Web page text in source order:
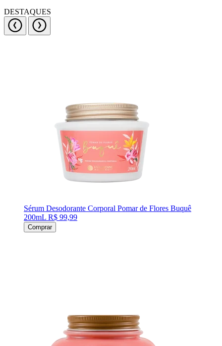
DESTAQUES
Sérum Desodorante Corporal Pomar de Flores Buquê
200mL R$ 99,99
Comprar